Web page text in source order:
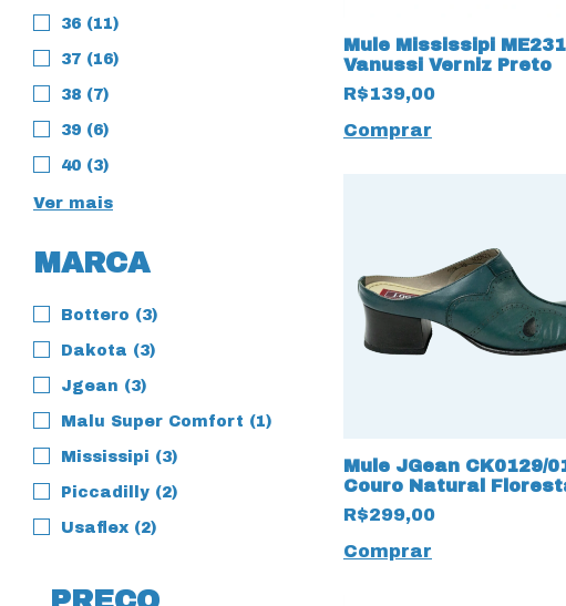
36 (11)
37 (16)
38 (7)
39 (6)
40 (3)
Ver mais
MARCA
Bottero (3)
Dakota (3)
Jgean (3)
Malu Super Comfort (1)
Mississipi (3)
Piccadilly (2)
Usaflex (2)
Mule Mississipi ME231
Vanussi Verniz Preto
R$139,00
Comprar
Mule JGean CK0129/
Couro Natural
R$299,00
Comprar